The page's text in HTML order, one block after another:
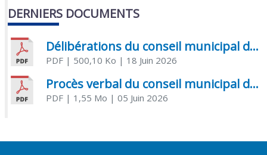
DERNIERS DOCUMENTS
Délibérations du conseil municipal du 18 juin 2026
PDF| 500,10 Ko | 18 Juin 2026
Procès verbal du conseil municipal du 05 juin 2026
PDF| 1,55 Mo | 05 Juin 2026